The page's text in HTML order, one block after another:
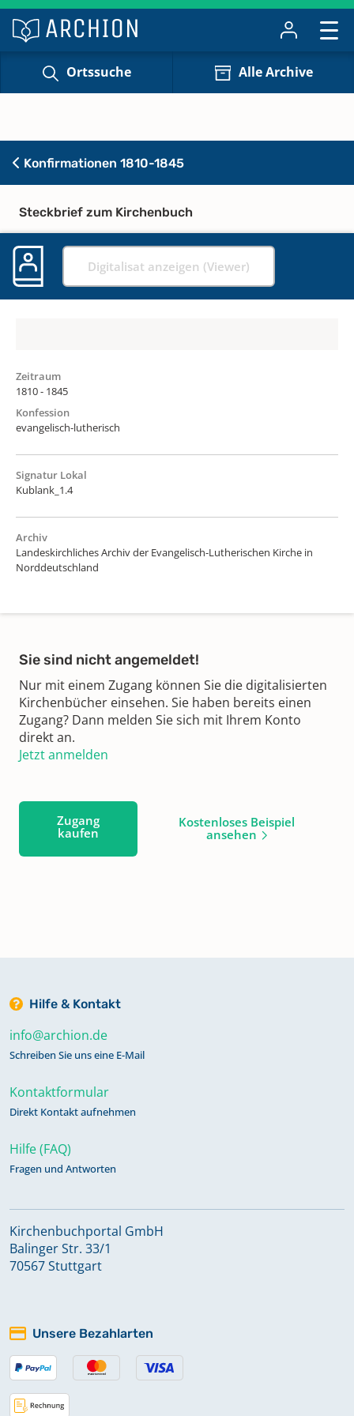
Ortssuche Alle Archive
Konfirmationen 1810-1845
Steckbrief zum Kirchenbuch
Digitalisat anzeigen (Viewer)
Zeitraum
1810 - 1845
Konfession
evangelisch-lutherisch
Signatur Lokal
Kublank_1.4
Archiv
Landeskirchliches Archiv der Evangelisch-Lutherischen Kirche in
Norddeutschland
Sie sind nicht angemeldet!
Nur mit einem Zugang können Sie die digitalisierten
Kirchenbücher einsehen. Sie haben bereits einen
Zugang? Dann melden Sie sich mit Ihrem Konto
direkt an.
Jetzt anmelden
Zugang
kaufen
Kostenloses Beispiel
ansehen
Hilfe & Kontakt
info@archion.de
Schreiben Sie uns eine E-Mail
Kontaktformular
Direkt Kontakt aufnehmen
Hilfe (FAQ)
Fragen und Antworten
Kirchenbuchportal GmbH
Balinger Str. 33/1
70567 Stuttgart
Unsere Bezahlarten